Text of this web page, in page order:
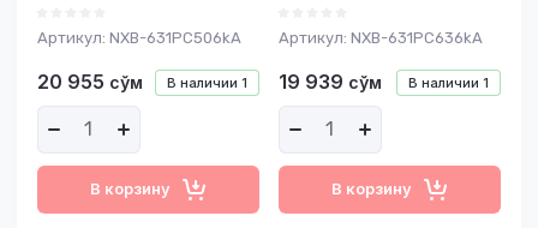
Артикул: NXB-631PC506kA
В наличии 1
20 955 сўм
В корзину
Артикул: NXB-631PC636kA
В наличии 1
19 939 сўм
В корзину